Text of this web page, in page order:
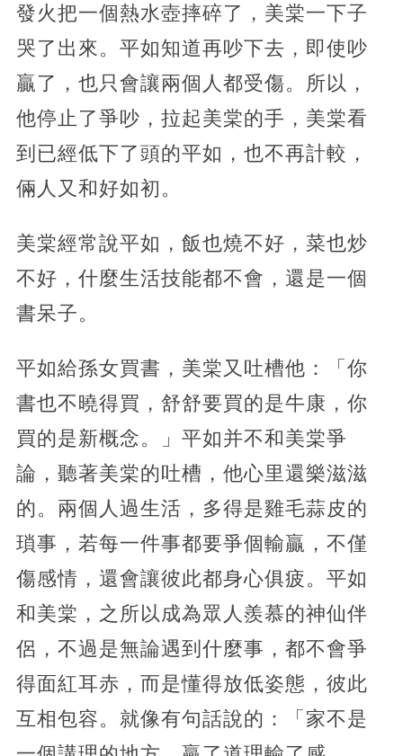
發火把一個熱水壺摔碎了，美棠一下子
哭了出來。平如知道再吵下去，即使吵
贏了，也只會讓兩個人都受傷。所以，
他停止了爭吵，拉起美棠的手，美棠看
到已經低下了頭的平如，也不再計較，
倆人又和好如初。
美棠經常說平如，飯也燒不好，菜也炒
不好，什麼生活技能都不會，還是一個
書呆子。
平如給孫女買書，美棠又吐槽他：「你
書也不曉得買，舒舒要買的是牛康，你
買的是新概念。」平如并不和美棠爭
論，聽著美棠的吐槽，他心里還樂滋滋
的。兩個人過生活，多得是雞毛蒜皮的
瑣事，若每一件事都要爭個輸贏，不僅
傷感情，還會讓彼此都身心俱疲。平如
和美棠，之所以成為眾人羨慕的神仙伴
侶，不過是無論遇到什麼事，都不會爭
得面紅耳赤，而是懂得放低姿態，彼此
互相包容。就像有句話說的：「家不是